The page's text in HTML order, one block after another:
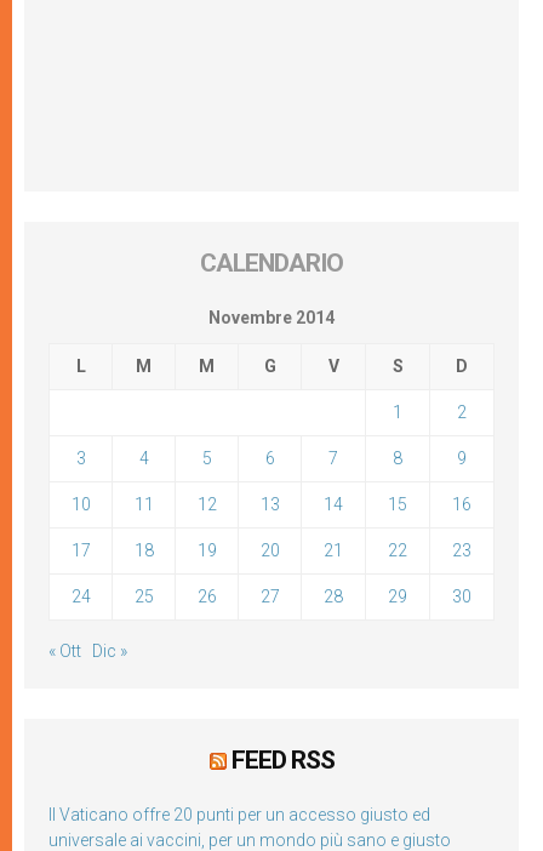
CALENDARIO
Novembre 2014
L M M G V S D
1 2
3 4 5 6 7 8 9
10 11 12 13 14 15 16
17 18 19 20 21 22 23
24 25 26 27 28 29 30
« Ott Dic »
FEED RSS
Il Vaticano offre 20 punti per un accesso giusto ed
universale ai vaccini, per un mondo più sano e giusto